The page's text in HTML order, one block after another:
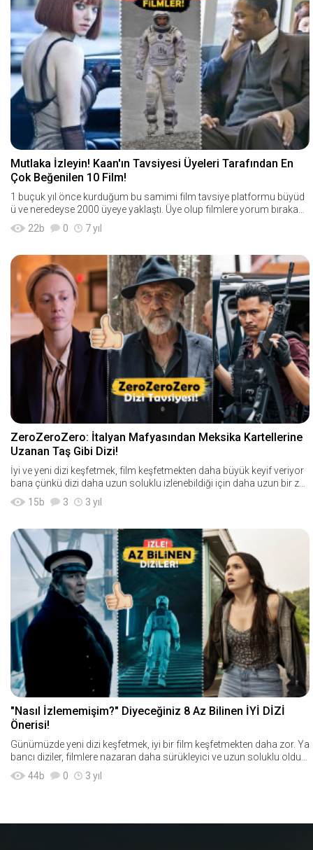
Mutlaka İzleyin! Kaan'ın Tavsiyesi Üyeleri Tarafından En
Çok Beğenilen 10 Film!
1 buçuk yıl önce kurduğum bu samimi film tavsiye platformu büyüd
ü ve neredeyse 2000 üyeye yaklaştı. Üye olup filmlere yorum bırakan,
kendi prof
22b 0 7 yıl
ZeroZeroZero: İtalyan Mafyasından Meksika Kartellerine
Uzanan Taş Gibi Dizi!
İyi ve yeni dizi keşfetmek, film keşfetmekten daha büyük keyif veriyor
bana çünkü dizi daha uzun soluklu izlenebildiği için daha uzun bir za
man di
15b 3 3 yıl
"Nasıl İzlememişim?" Diyeceğiniz 8 Az Bilinen İYİ DİZİ
Önerisi!
Günümüzde yeni dizi keşfetmek, iyi bir film keşfetmekten daha zor. Ya
bancı diziler, filmlere nazaran daha sürükleyici ve uzun soluklu olduğ
u için bi
44b 0 3 yıl